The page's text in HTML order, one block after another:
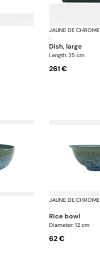
NymphéaJAUNE DE CHROME
·
dish, large
Length: 25 cm
261 €
NymphéaJAUNE DE CHROME
·
rice bowl
Diameter: 12 cm
62 €